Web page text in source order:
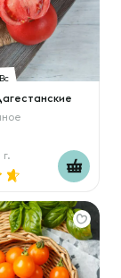
Вс